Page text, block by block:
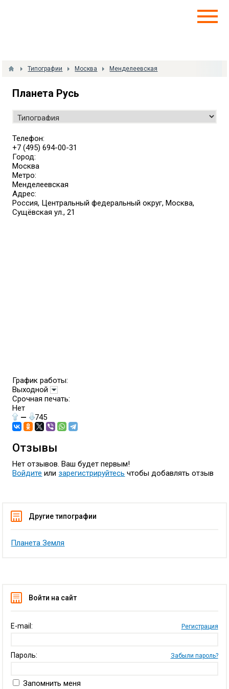
Типографии Москва Менделеевская
Планета Русь
Телефон:
+7 (495) 694-00-31
Город:
Москва
Метро:
Менделеевская
Адрес:
Россия, Центральный федеральный округ, Москва,
Сущёвская ул., 21
График работы:
Выходной
Срочная печать:
Нет
—
745
Отзывы
Нет отзывов. Ваш будет первым!
Войдите или зарегистрируйтесь чтобы добавлять отзыв
Другие типографии
Планета Земля
Войти на сайт
E-mail: Регистрация
Пароль: Забыли пароль?
Запомнить меня